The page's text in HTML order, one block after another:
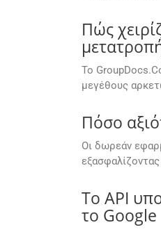
Πώς
Το
μεγέθους
Πόσο
Οι δωρεάν
Το API
το